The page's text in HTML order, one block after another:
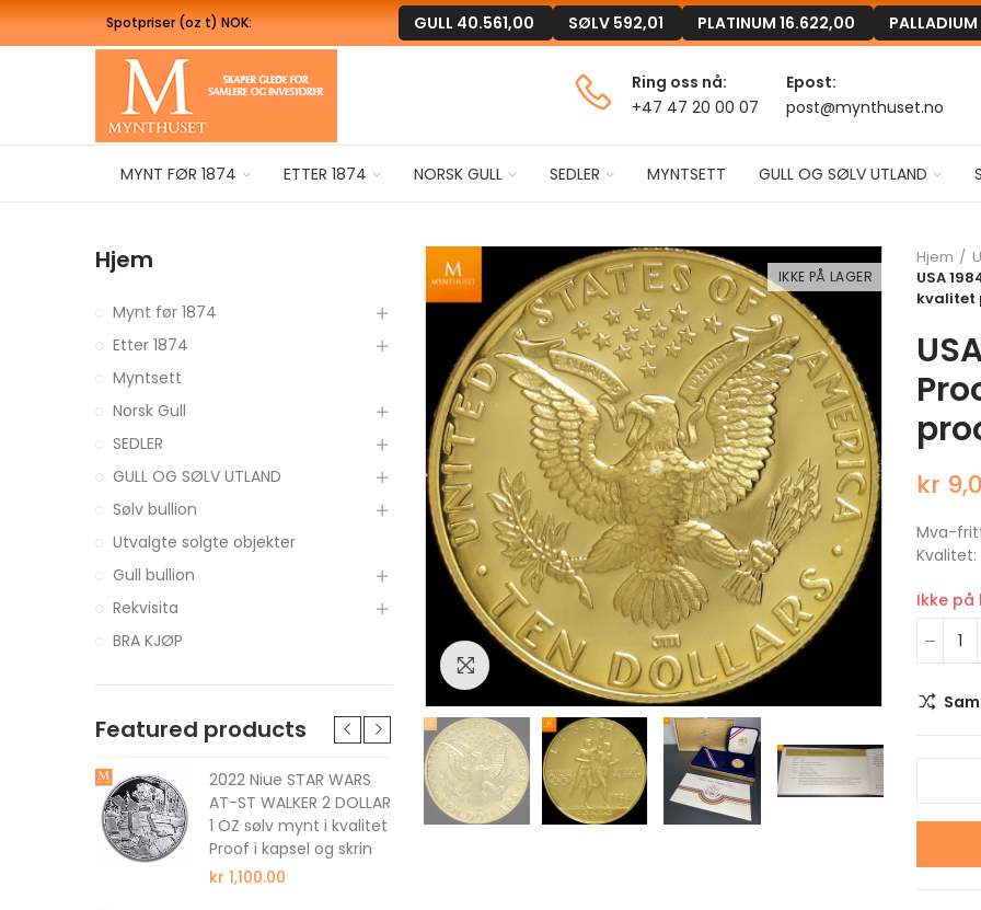
Spotpriser (oz t) NOK:
Ring oss nå:
+47 47 20 00 07
Epost:
post@mynthuset.no
MYNT FØR 1874 ETTER 1874 NORSK GULL SEDLER MYNTSETT GULL OG SØLV UTLAND
GULL 40.561,00 SØLV 592,01 PLATINUM 16.622,00 PALLADIUM
IKKE PÅ LAGER
Klikk for å forstørre
Hjem
USA
kvalitet
kr
Mva-
Kvalitet:
Ikke på
Hjem
Mynt før 1874
Etter 1874
Myntsett
Norsk Gull
SEDLER
GULL OG SØLV UTLAND
Sølv bullion
Utvalgte solgte objekter
Gull bullion
Rekvisita
BRA KJØP
Featured products
2022 Niue STAR WARS
AT-ST WALKER 2 DOLLAR
1 OZ sølv mynt i kvalitet
Proof i kapsel og skrin
kr 1,100.00
2022 USA Neptune The
Solar System 1 DOLLAR 1
OZ sølv mynt i kvalitet
2022 Niue STAR
AT-ST WALKER 2
1 OZ sølv mynt i